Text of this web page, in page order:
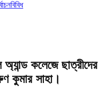
বিবিধ
অ্যান্ড কলেজে ছাত্রীদের
কুমার সাহা।